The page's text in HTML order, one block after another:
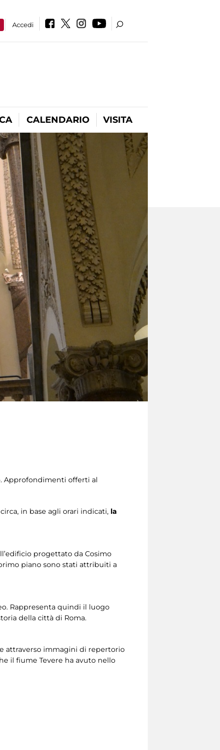
Accedi
CALENDARIO VISITA
Approfondimenti offerti al
in base agli orari indicati, la
progettato da Cosimo
piano sono stati attribuiti a
Rappresenta quindi il luogo
della città di Roma.
attraverso immagini di repertorio
il fiume Tevere ha avuto nello